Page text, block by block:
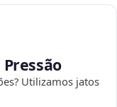
Utilizamos jatos